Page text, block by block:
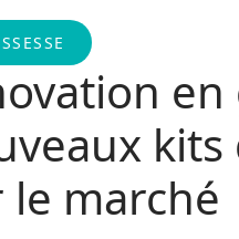
en
le marché